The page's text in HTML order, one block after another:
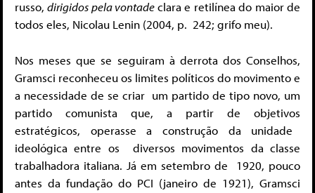
russo,dirigidos pela vontadeclara e retilínea do maior de
todos eles, Nicolau Lenin (2004, p. 242; grifo meu).
Nos meses que se seguiram à derrota dos Conselhos,
Gramsci reconheceuos limites políticos do movimento e
a necessidade de se criar um partido de tipo novo, um
partido comunista que, a partir de objetivos
estratégicos, operasse a construção da unidade
ideológica entre os diversos movimentos da classe
trabalhadora italiana. Já em setembro de 1920, pouco
antes da fundação do PCI (janeiro de 1921), Gramsci